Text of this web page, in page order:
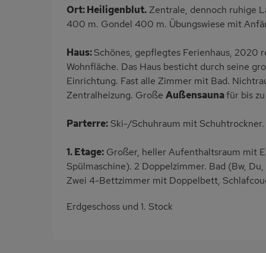
Ort: Heiligenblut.Zentrale, dennoch ruhige
400 m. Gondel 400 m. Übungswiese mit
Haus:Schönes, gepflegtes Ferienhaus, 2020
Wohnfläche. Das Haus besticht durch seine
Einrichtung. Fast alle Zimmer mit Bad.
Zentralheizung. Große Außensaunafür bis
Parterre: Ski-/Schuhraum mit Schuhtrockner.
1. Etage: Großer, heller Aufenthaltsraum mit
Spülmaschine). 2 Doppelzimmer. Bad (Bw,
Zwei 4-Bettzimmer mit Doppelbett,
Erdgeschoss und 1. Stock